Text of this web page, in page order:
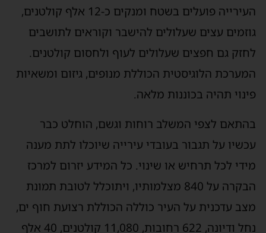
העירייה פועלים בשטח ומנקים כ-12 אלף קולטנים,
גוזמים עצים שעלולים להישבר וקוראים לתושבים
לחזק גם חפצים שעלולים לעוף ולחסום קולטנים.
המערכת הלוגיסטית הכוללת מנופים, גיזום ומשאיות
פינוי תהיה בכוננות מלאה.
בהתאם לצפי המשלב רוחות וגשם, הוחלט כבר
עכשיו על תגבור בעובדי עירייה שיוכלו לתת מענה
מידי לכל תרחיש או שינוי. כל המידע יזרום למרכז
הבקרה על 840 מצלמותיו, ויתוכלל לטובת תמונת
מצב עדכנית על העיר כוללה הכוללת רצועת חוף ים,
נחל ודיונה, 622 רחובות, 11,080 קולטנים, 40 אלף